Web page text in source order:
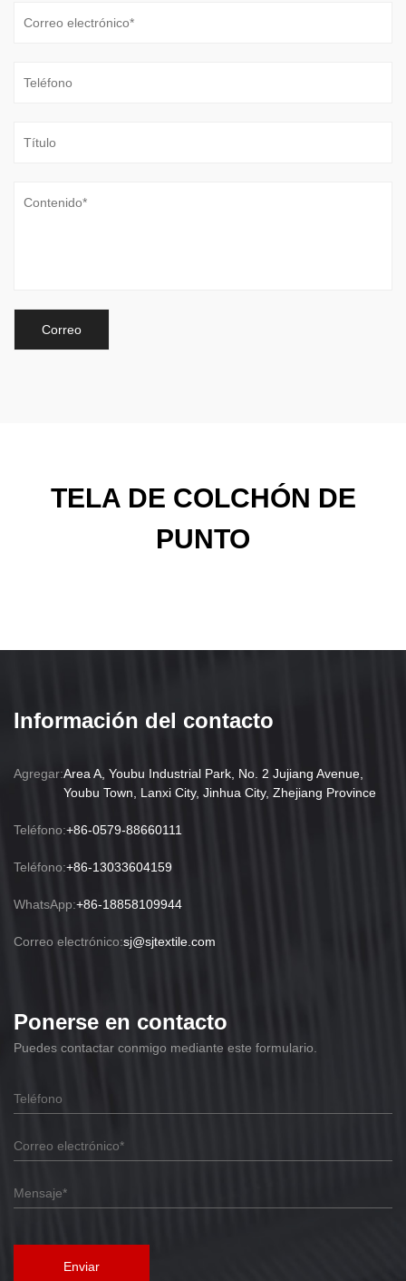
TELA DE COLCHÓN DE
PUNTO
Información del contacto
Agregar:Area A, Youbu Industrial Park, No. 2 Jujiang Avenue,
Youbu Town, Lanxi City, Jinhua City, Zhejiang Province
Teléfono:+86-0579-88660111
Teléfono:+86-13033604159
WhatsApp:+86-18858109944
Correo electrónico:sj@sjtextile.com
Ponerse en contacto
Puedes contactar conmigo mediante este formulario.
Enviar